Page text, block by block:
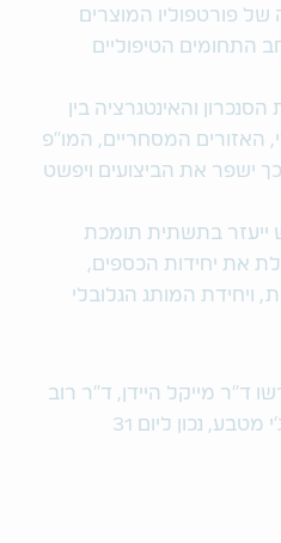
של פורטפוליו המוצרים
התחומים הטיפוליים
והאינטגרציה בין
האזורים המסחריים, המו"פ
ישפר את הביצועים ויפשט
בתשתית תומכת
את יחידות הכספים,
ויחידת המותג הגלובלי
ד"ר מייקל היידן, ד"ר רוב
קורמנס ודיפנקר בהאטארג'י מטבע, נכון ליום 31